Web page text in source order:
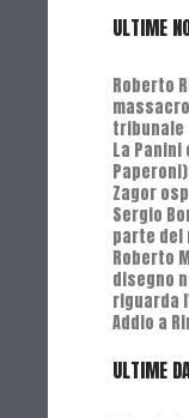
ULTIME
Roberto
tribunale
La
Zagor
Sergio
parte del
Roberto
disegno
riguarda
Addio a
ULTIME